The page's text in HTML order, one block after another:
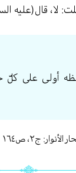
لا، قال(عليه
أولى على كلّ
الأنوار: ج٢، ص١٦٤